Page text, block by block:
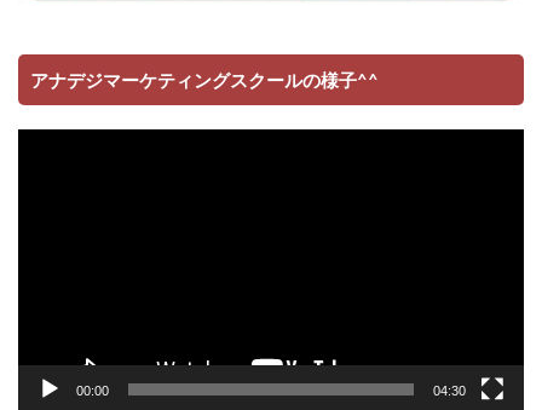
アナデジマーケティングスクールの様子^^
動
00:00 04:30